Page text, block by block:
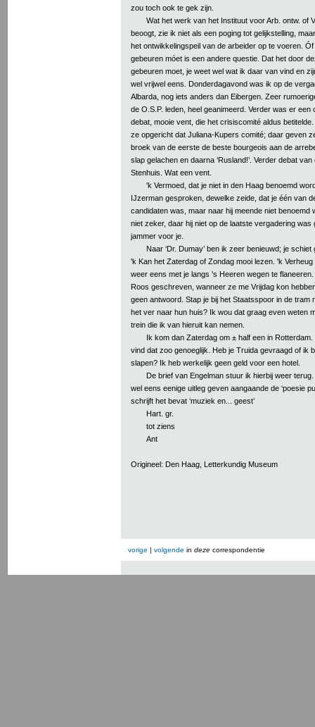
zou toch ook te gek zijn.
Wat het werk van het Instituut voor Arb. ontw. of
beoogt, zie ik niet als een poging tot gelijkstelling,
het ontwikkelingspeil van de arbeider op te voeren. Óf
gebeuren móet is een andere questie. Dat het door
gebeuren moet, je weet wel wat ik daar van vind en
wel vrijwel eens. Donderdagavond was ik op de
Albarda, nog iets anders dan Eibergen. Zeer
de O.S.P. leden, heel geanimeerd. Verder was er een
debat, mooie vent, die het crisiscomité aldus betitelde.
ze opgericht dat Juliana-Kupers comité; daar geven
broek van de eerste de beste bourgeois aan de
slap gelachen en daarna ‘Rusland!’. Verder debat
Stenhuis. Wat een vent.
'k Vermoed, dat je niet in den Haag benoemd
IJzerman gesproken, dewelke zeide, dat je één van
candidaten was, maar naar hij meende niet benoemd
niet zeker, daar hij niet op de laatste vergadering was
jammer voor je.
Naar ‘Dr. Dumay’ ben ik zeer benieuwd; je
'k Kan het Zaterdag of Zondag mooi lezen. 'k
weer eens met je langs 's Heeren wegen te
Roos geschreven, wanneer ze me Vrijdag kon
geen antwoord. Stap je bij het Staatsspoor in de tram
het ver naar hun huis? Ik wou dat graag even weten
trein die ik van hieruit kan nemen.
Ik kom dan Zaterdag om ± half een in Rotterdam.
vind dat zoo genoeglijk. Heb je Truida gevraagd of ik
slapen? Ik heb werkelijk geen geld voor een hotel.
De brief van Engelman stuur ik hierbij weer
wel eens eenige uitleg geven aangaande de ‘poesie
schrijft het bevat ‘muziek en... geest’
Hart. gr.
tot ziens
Ant
Origineel: Den Haag, Letterkundig Museum
vorige | volgende in deze correspondentie